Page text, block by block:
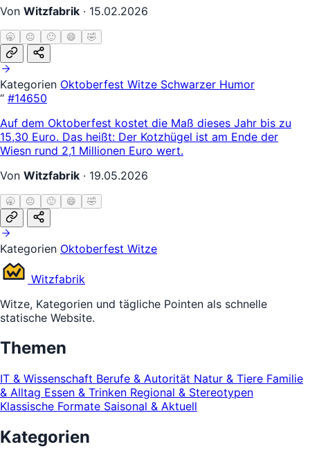
Von Witzfabrik · 15.02.2026
🥱 😐 🙂 😄 🤣
Kategorien Oktoberfest Witze Schwarzer Humor
“ #14650
Auf dem Oktoberfest kostet die Maß dieses Jahr bis zu
15,30 Euro. Das heißt: Der Kotzhügel ist am Ende der
Wiesn rund 2,1 Millionen Euro wert.
Von Witzfabrik · 19.05.2026
🥱 😐 🙂 😄 🤣
Kategorien Oktoberfest Witze
Witzfabrik
Witze, Kategorien und tägliche Pointen als schnelle
statische Website.
Themen
IT & Wissenschaft Berufe & Autorität Natur & Tiere Familie
& Alltag Essen & Trinken Regional & Stereotypen
Klassische Formate Saisonal & Aktuell
Kategorien